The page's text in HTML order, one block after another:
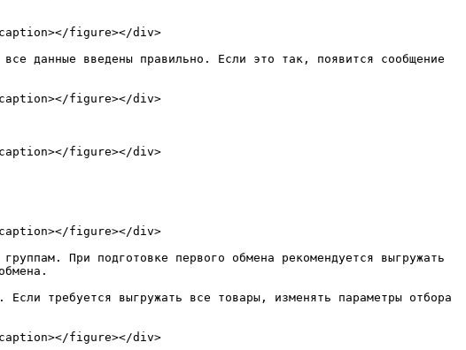
figure></div>
данные введены правильно. Если это так, появится сообщение
figure></div>
figure></div>
figure></div>
При подготовке первого обмена рекомендуется выгружать
требуется выгружать все товары, изменять параметры отбора
figure></div>